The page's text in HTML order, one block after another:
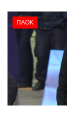
ΠΑΟΚ